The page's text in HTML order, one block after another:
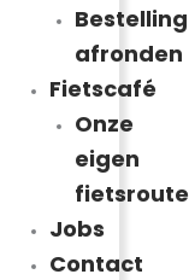
Bestelling
afronden
Fietscafé
Onze
eigen
fietsroute
Jobs
Contact